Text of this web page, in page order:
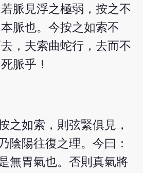
脈見浮之極弱，按之不
脈也。今按之如索不
，夫索曲蛇行，去而不
脈乎！
之如索，則弦緊俱見，
陰陽往復之理。今曰：
無胃氣也。否則真氣將